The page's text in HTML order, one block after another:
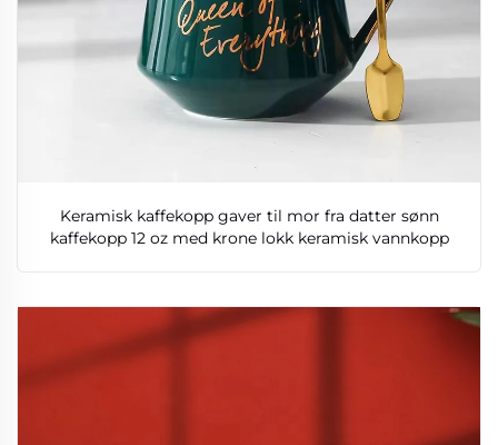
Keramisk kaffekopp gaver til mor fra datter sønn
kaffekopp 12 oz med krone lokk keramisk vannkopp